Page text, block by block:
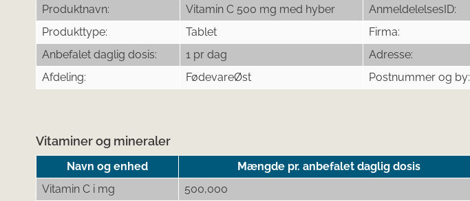
Produktnavn: Vitamin C 500 mg med hyber AnmeldelelsesID:
Produkttype:
Tablet Firma:
Anbefalet daglig dosis:
1 pr dag Adresse:
Afdeling:
FødevareØst Postnummer og by:
Vitaminer og mineraler
Navn og enhed Mængde pr. anbefalet daglig dosis
Vitamin C i mg
500,000